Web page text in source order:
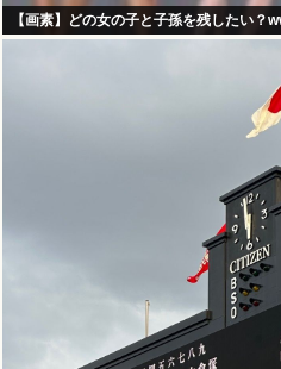
【画素】どの女の子と子孫を残したい？